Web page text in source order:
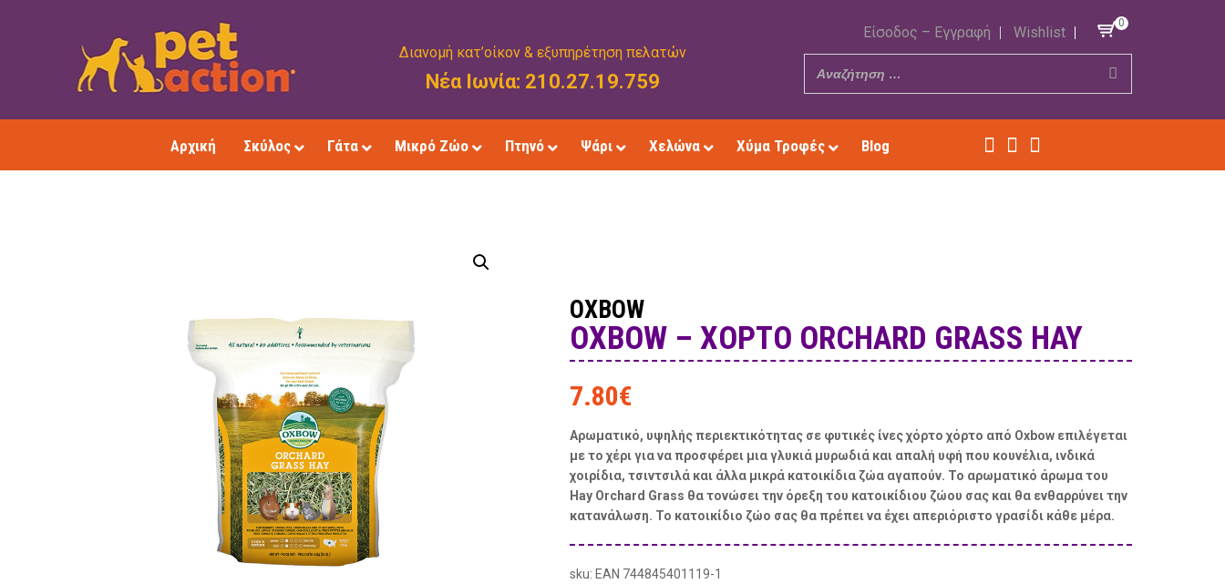
Διανομή κατ’οίκον & εξυπηρέτηση πελατών
Νέα Ιωνία: 210.27.19.759
Είσοδος – Εγγραφή Wishlist
0
Αρχική Σκύλος Γάτα Μικρό Ζώο Πτηνό Ψάρι Χελώνα Χύμα Τροφές Blog
OXBOW
OXBOW – ΧΟΡΤΟ ORCHARD GRASS HAY
7.80€
Αρωματικό, υψηλής περιεκτικότητας σε φυτικές ίνες χόρτο χόρτο από Oxbow επιλέγεται
με το χέρι για να προσφέρει μια γλυκιά μυρωδιά και απαλή υφή που κουνέλια, ινδικά
χοιρίδια, τσιντσιλά και άλλα μικρά κατοικίδια ζώα αγαπούν. Το αρωματικό άρωμα του
Hay Orchard Grass θα τονώσει την όρεξη του κατοικίδιου ζώου σας και θα ενθαρρύνει την
κατανάλωση. Το κατοικίδιο ζώο σας θα πρέπει να έχει απεριόριστο γρασίδι κάθε μέρα.
sku: EAN 744845401119-1